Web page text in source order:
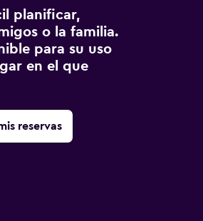
planificar,
o la familia.
para su uso
en el que
reservas